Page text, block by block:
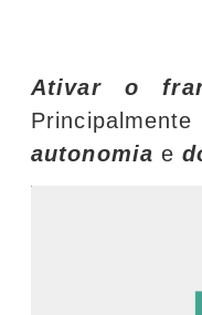
Ativar o
autonomia e